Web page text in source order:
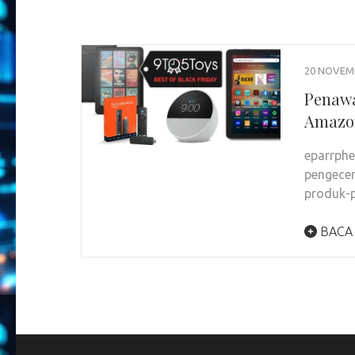
20
produk-
BACA